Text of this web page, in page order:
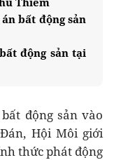
bất động sản
động sản tại
động sản vào
Hội Môi giới
thức phát động